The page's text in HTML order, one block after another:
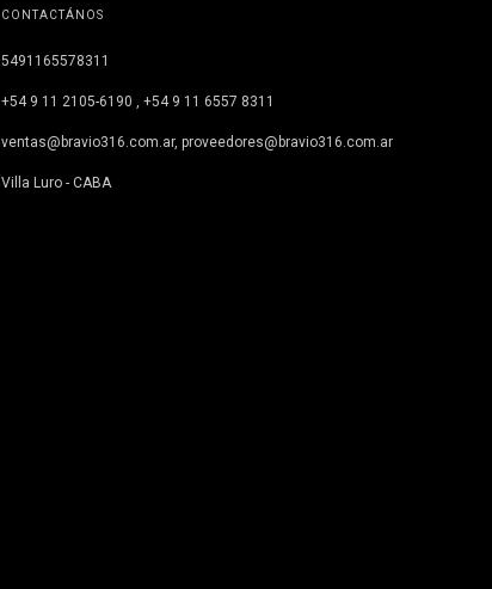
CONTACTÁNOS
5491165578311
+54 9 11 2105-6190 , +54 9 11 6557 8311
ventas@bravio316.com.ar, proveedores@bravio316.com.ar
Villa Luro - CABA